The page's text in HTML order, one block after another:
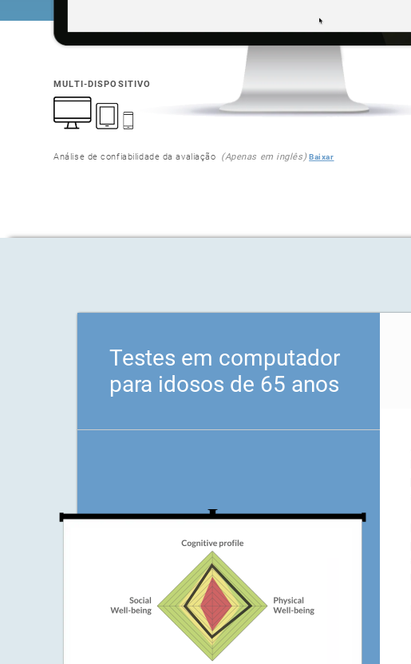
MULTI-DISPOSITIVO
Análise de confiabilidade da avaliação (Apenas em inglês) Baixar
Testes em computador
para idosos de 65 anos